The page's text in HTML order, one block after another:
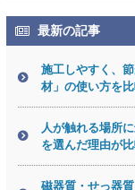
最新の記事
施工しやすく、
材」の使い方を
人が触れる場所
を選んだ理由が
磁器質・せっ器